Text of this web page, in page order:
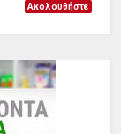
Ακολουθήστε